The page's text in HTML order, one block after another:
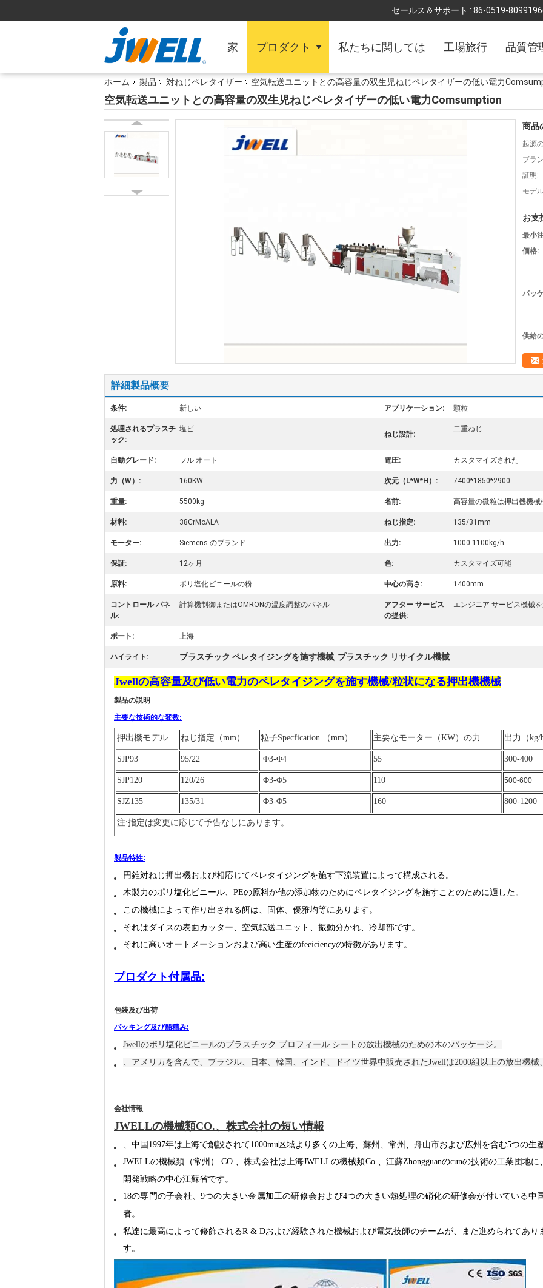
セールス＆サポート : 86-0519-
家 プロダクト 私たちに関しては 工場旅行 品質管
ホーム 製品 対ねじペレタイザー 空気転送ユニットとの高容量の双生児ねじペレタイザーの低い電力
空気転送ユニットとの高容量の双生児ねじペレタイザーの低い電力Comsumption
商品
起源
ブラ
証明:
モデ
お支
最小
価格:
パッ
供給
詳細製品概要
条件: 新しい アプリケーション: 顆粒
処理されるプラスチ
ック:
塩ビ
ねじ設計:
二重ねじ
自動グレード: フル オート 電圧: カスタマイズされた
力（W）: 160KW 次元（L*W*H）: 7400*1850*2900
重量: 5500kg 名前: 高容量の微粒は押出機機
材料: 38CrMoALA ねじ指定: 135/31mm
モーター: Siemens のブランド 出力: 1000-1100kg/h
保証: 12ヶ月 色: カスタマイズ可能
原料: ポリ塩化ビニールの粉 中心の高さ: 1400mm
コントロール パネ
ル:
計算機制御またはOMRONの温度調整のパネル
アフター サービス
の提供:
エンジニア サービス機械
ポート: 上海
ハイライト: プラスチック ペレタイジングを施す機械, プラスチック リサイクル機械
Jwellの高容量及び低い電力のペレタイジングを施す機械/粒状になる押出機機械
製品の説明
主要な技術的な変数:
押出機モデル ねじ指定（mm） 粒子Specfication （mm） 主要なモーター（KW）の力 出力（kg/h
SJP93 95/22 Φ3-Φ4 55 300-400
SJP120 120/26 Φ3-Φ5 110 500-600
SJZ135 135/31 Φ3-Φ5 160 800-1200
注:指定は変更に応じて予告なしにあります。
製品特性:
円錐対ねじ押出機および相応じてペレタイジングを施す下流装置によって構成される。
木製力のポリ塩化ビニール、PEの原料か他の添加物のためにペレタイジングを施すことのために適した。
この機械によって作り出される餌は、固体、優雅均等にあります。
それはダイスの表面カッター、空気転送ユニット、振動分かれ、冷却部です。
それに高いオートメーションおよび高い生産のfeeiciencyの特徴があります。
プロダクト付属品:
包装及び出荷
パッキング及び船積み:
Jwellのポリ塩化ビニールのプラスチック プロフィール シートの放出機械のための木のパッケージ。
、アメリカを含んで、ブラジル、日本、韓国、インド、ドイツ世界中販売されたJwellは2000組以上の放出機械
会社情報
JWELLの機械類CO.、株式会社の短い情報
、中国1997年は上海で創設されて1000mu区域より多くの上海、蘇州、常州、舟山市および広州を含む5つの生
JWELLの機械類（常州） CO.、株式会社は上海JWELLの機械類Co.、江蘇Zhongguanのcunの技術の工業団地
開発戦略の中心江蘇省です。
18の専門の子会社、9つの大きい金属加工の研修会および4つの大きい熱処理の硝化の研修会が付いている中
者。
私達に最高によって修飾されるR & Dおよび経験された機械および電気技師のチームが、また進められてあり
す。